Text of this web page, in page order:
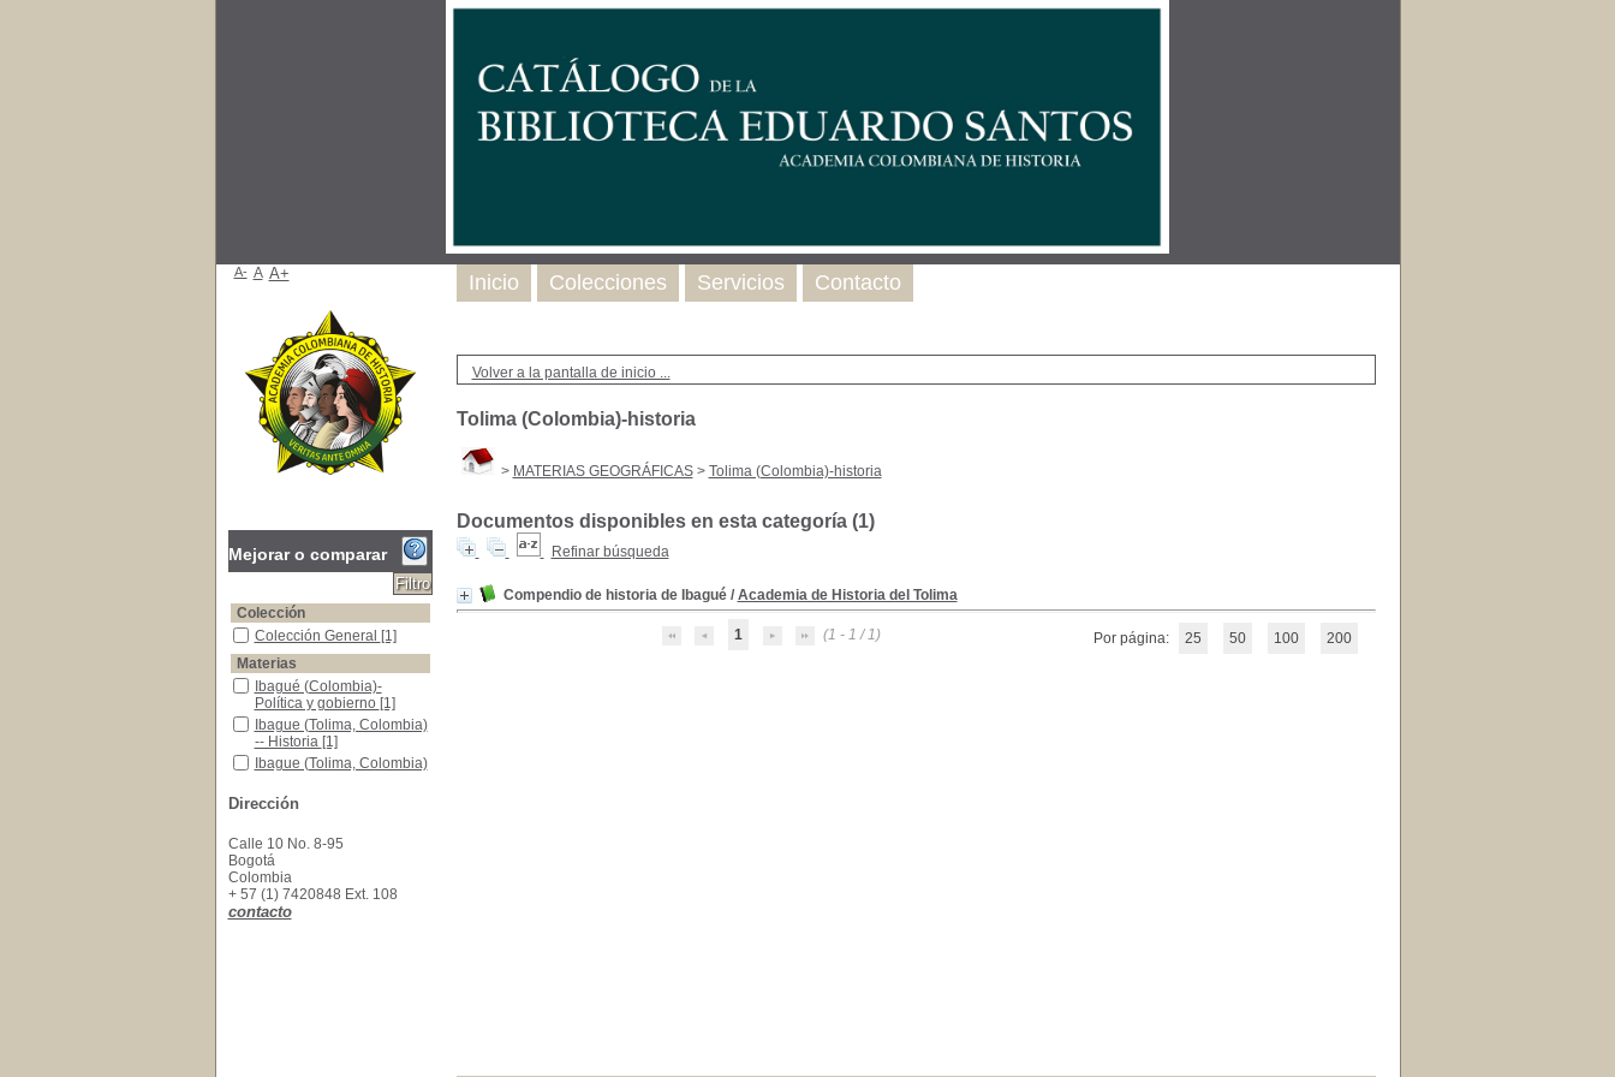
Volver a la pantalla de inicio ...
Tolima (Colombia)-historia
> MATERIAS GEOGRÁFICAS> Tolima (Colombia)-historia
Documentos disponibles en esta categoría (1)
Refinar búsqueda
Compendio de historia de Ibagué/ Academia de Historia del Tolima
1 (1 - 1 / 1) Por página: 25 50 100 200
Inicio Colecciones Servicios Contacto
A- A A+
Mejorar o comparar
Colección
Colección General
Colección General [1]
Materias
Ibagué (Colombia)-Política y gobierno
Ibagué (Colombia)-
Política y gobierno [1]
Ibague (Tolima, Colombia) -- Historia
Ibague (Tolima, Colombia)
-- Historia [1]
Ibague (Tolima, Colombia) -- Vida social y costumbres
Ibague (Tolima, Colombia)
costumbres
[1]
Dirección
Calle 10 No. 8-95
Bogotá
Colombia
+ 57 (1) 7420848 Ext. 108
contacto